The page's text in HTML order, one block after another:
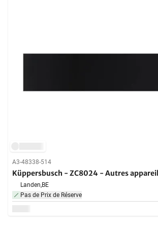
A3-48338-514
Küppersbusch - ZC8024 - Autres
Landen,BE
Pas de Prix de Réserve